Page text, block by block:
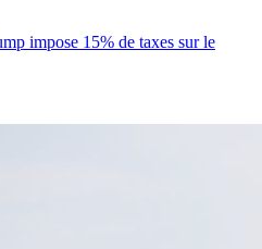
impose 15% de taxes sur le